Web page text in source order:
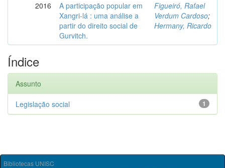
2016
A participação popular em
Xangri-lá : uma análise a
partir do direito social de
Gurvitch.
Figueiró, Rafael
Verdum Cardoso;
Hermany, Ricardo
Índice
Assunto
1
Legislação social
Bibliotecas UNISC